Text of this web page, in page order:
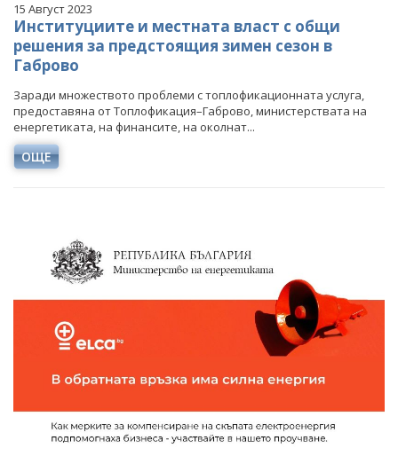
15 Август 2023
Институциите и местната власт с общи
решения за предстоящия зимен сезон в
Габрово
Заради множеството проблеми с топлофикационната услуга,
предоставяна от Топлофикация–Габрово, министерствата на
енергетиката, на финансите, на околнат...
ОЩЕ